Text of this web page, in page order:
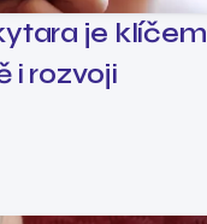
je klíčem
i rozvoji